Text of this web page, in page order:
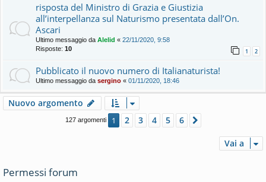
risposta del Ministro di Grazia e Giustizia
all’interpellanza sul Naturismo presentata dall’On.
Ascari
Ultimo messaggio da Alelid « 22/11/2020, 9:58
Risposte: 10 1 2
Pubblicato il nuovo numero di Italianaturista!
Ultimo messaggio da sergino « 01/11/2020, 18:46
Nuovo argomento
127 argomenti 1 2 3 4 5 6
Vai a
Permessi forum